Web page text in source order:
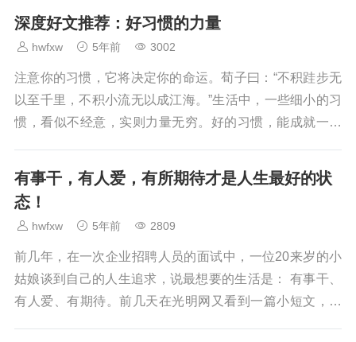
深度好文推荐：好习惯的力量
hwfxw 5年前 3002
注意你的习惯，它将决定你的命运。荀子曰：“不积跬步无
以至千里，不积小流无以成江海。”生活中，一些细小的习
惯，看似不经意，实则力量无穷。好的习惯，能成就一个
有事干，有人爱，有所期待才是人生最好的状
态！
hwfxw 5年前 2809
前几年，在一次企业招聘人员的面试中，一位20来岁的小
姑娘谈到自己的人生追求，说最想要的生活是： 有事干、
有人爱、有期待。前几天在光明网又看到一篇小短文，标